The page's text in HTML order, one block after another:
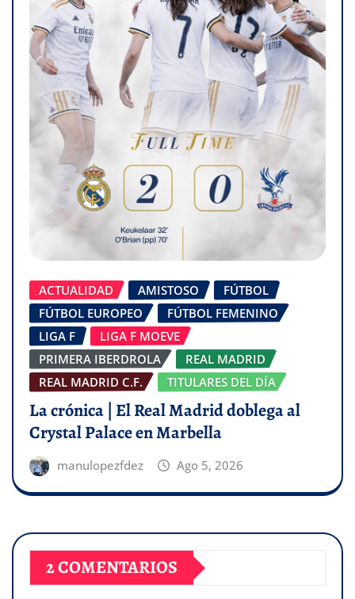
ACTUALIDAD AMISTOSO
FÚTBOL
FÚTBOL EUROPEO
FÚTBOL FEMENINO
LIGA F
LIGA F MOEVE
PRIMERA IBERDROLA
REAL MADRID
REAL MADRID C.F.
TITULARES DEL DÍA
La crónica | El Real Madrid doblega al
Crystal Palace en Marbella
manulopezfdez Ago 5, 2026
2 COMENTARIOS